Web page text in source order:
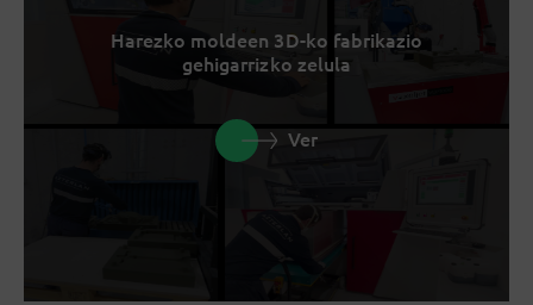
Harezko moldeen 3D-ko fabrikazio
gehigarrizko zelula
Ver